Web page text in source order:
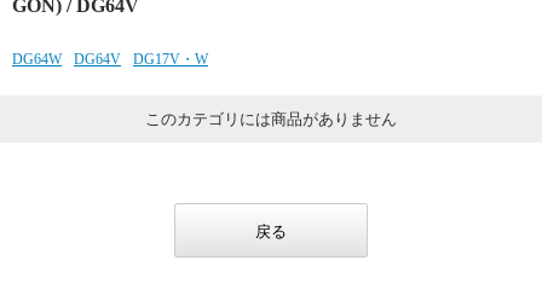
GON) / DG64V
DG64W DG64V DG17V・W
このカテゴリには商品がありません
戻る